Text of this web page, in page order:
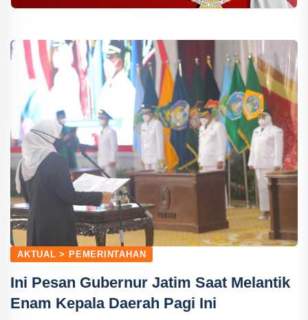
AKTUAL > PEMERINTAHAN
Ini Pesan Gubernur Jatim Saat Melantik
Enam Kepala Daerah Pagi Ini